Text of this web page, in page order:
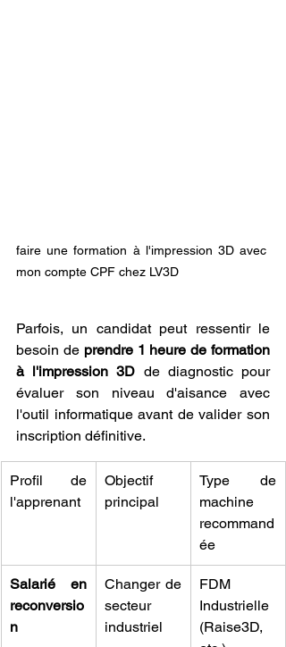
faire une formation à l'impression 3D avec
mon compte CPF chez LV3D
Parfois, un candidat peut ressentir le
besoin de prendre 1 heure de formation
à l'impression 3D de diagnostic pour
évaluer son niveau d'aisance avec
l'outil informatique avant de valider son
inscription définitive.
Profil de
l'apprenant
Objectif
principal
Type de
machine
recommand
ée
Salarié en
reconversio
n
Changer de
secteur
industriel
FDM
Industrielle
(Raise3D,